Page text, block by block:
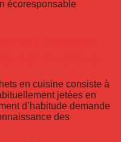
en cuisine consiste à
jetées en
d’habitude demande
des